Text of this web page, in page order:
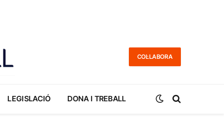
COL·LABORA
LEGISLACIÓ DONA I TREBALL